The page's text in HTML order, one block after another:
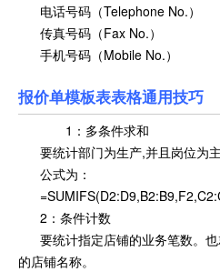
电话号码（Telephone No.）
传真号码（Fax No.）
手机号码（Mobile No.）
报价单模板表表格通用技巧
1：多条件求和
要统计部门为生产,并且岗位为主
公式为：
2：条件计数
要统计指定店铺的业务笔数。也
的店铺名称。